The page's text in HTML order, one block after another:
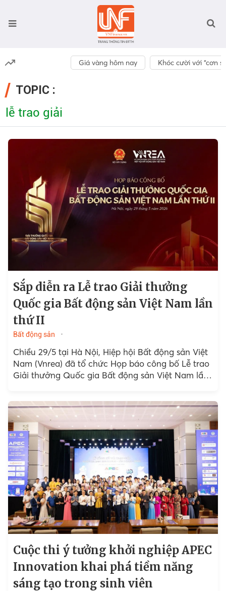
Giá vàng hôm nay Khóc cười với “cơn
TOPIC :
lễ trao giải
Sắp diễn ra Lễ trao Giải thưởng
Quốc gia Bất động sản Việt Nam lần
thứ II
Bất động sản
Chiều 29/5 tại Hà Nội, Hiệp hội Bất động sản Việt
Nam (Vnrea) đã tổ chức Họp báo công bố Lễ trao
Giải thưởng Quốc gia Bất động sản Việt Nam lần
Cuộc thi ý tưởng khởi nghiệp APEC
Innovation khai phá tiềm năng
sáng tạo trong sinh viên